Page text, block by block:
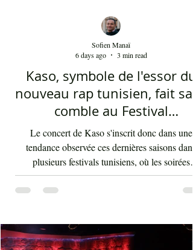
Kaso, symbole de l'essor du
nouveau rap tunisien, fait
comble au Festival
international de Sfax - Par
Le concert de Kaso s'inscrit donc dans une
tendance observée ces dernières saisons dans
fortes affluences. Cette montée en puissance
témoigne d'une transformation des goûts
Sofien Manaï
6 days ago
3 min read